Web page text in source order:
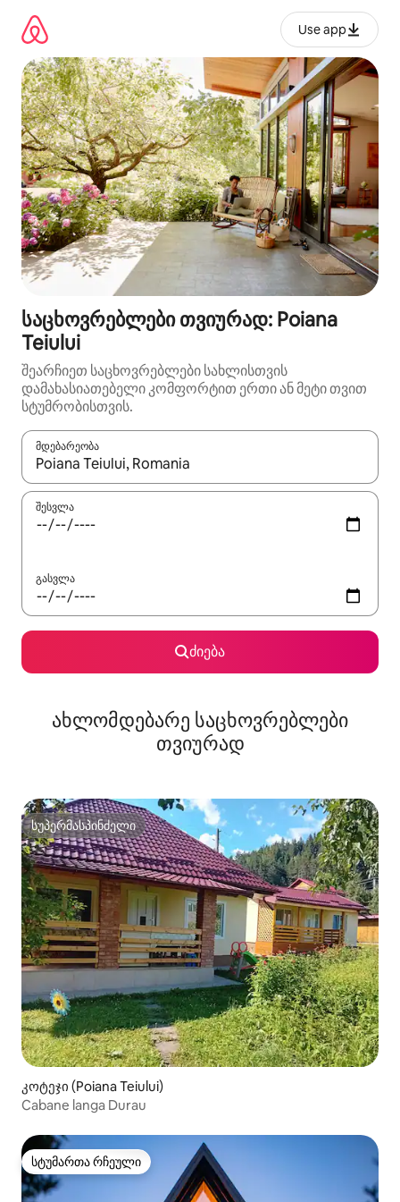
გადასვლა
Use app
საცხოვრებლები თვიურად: Poiana
Teiului
შეარჩიეთ საცხოვრებლები სახლისთვის
დამახასიათებელი კომფორტით ერთი ან მეტი თვით
სტუმრობისთვის.
მდებარეობა
როცა შედეგები ხელმისაწვდომი გახდება, ნავიგაციისთვის
შესვლა
გასვლა
ძიება
ახლომდებარე საცხოვრებლები
თვიურად
სუპერმასპინძელი
სუპერმასპინძელი
კოტეჯი (Poiana Teiului)
Cabane langa Durau
სტუმართა რჩეული
სტუმართა რჩეული